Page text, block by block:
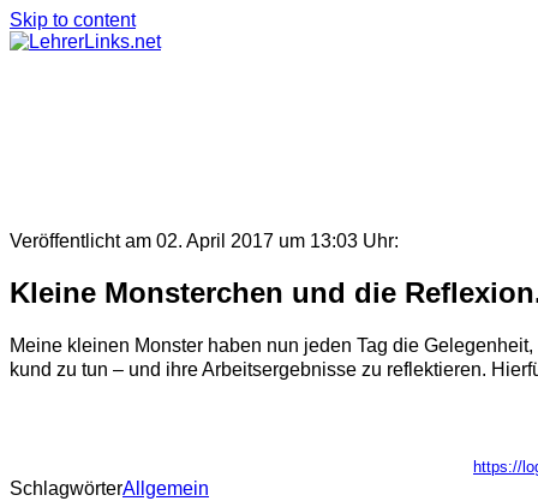
Skip to content
Veröffentlicht am 02. April 2017 um 13:03 Uhr:
Kleine Monsterchen und die
Meine kleinen Monster haben nun jeden Tag die
kund zu tun – und ihre Arbeitsergebnisse zu reflektieren.
https://
SchlagwörterAllgemein